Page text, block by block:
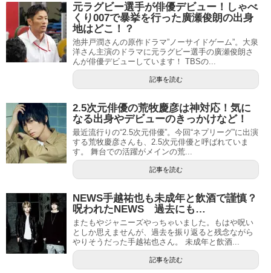
元ラグビー選手が俳優デビュー！しゃべ
くり007で暴挙を行った廣瀬俊朗の出身
地はどこ！？
池井戸潤さんの原作ドラマ”ノーサイドゲーム”。大泉
洋さん主演のドラマに元ラグビー選手の廣瀬俊朗さ
んが俳優デビューしています！ TBSの...
記事を読む
2.5次元俳優の荒牧慶彦は神対応！気に
なる出身やデビューのきっかけなど！
最近流行りの“2.5次元俳優”。今回“ネプリーグ”に出演
する荒牧慶彦さんも、2.5次元俳優と呼ばれていま
す。 舞台での活躍がメインの荒...
記事を読む
NEWS手越祐也も未成年と飲酒で謹慎？
呪われたNEWS 過去にも…
またもやジャニーズやっちゃいました。もはや呪い
としか思えませんが、過去を振り返ると残念ながら
やりそうだった手越祐也さん。 未成年と飲酒...
記事を読む